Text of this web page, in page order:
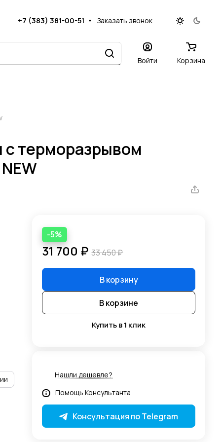
+7 (383) 381-00-51 Заказать звонок
Войти Корзина
с терморазрывом
-5%
31 700 ₽ 33 450 ₽
В корзину
В корзине
Купить в 1 клик
Нашли дешевле?
Помощь Консультанта
Консультация по Telegram